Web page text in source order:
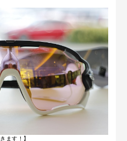
ます！】